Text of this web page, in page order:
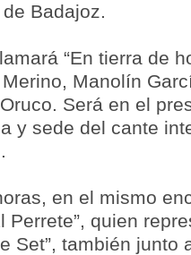
Badajoz.
“En tierra de
Manolín
Será en el
y sede del cante
en el mismo
Perrete”, quien
Set”, también junto